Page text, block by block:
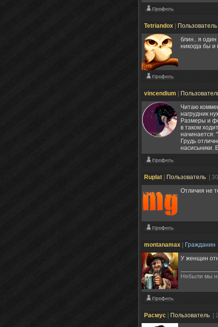
Tetriandox
Пользователь
блин.. я один
никогда бы и
vincendium
Читаю
нагрудник
Размеры и
в таком
начинается:
Грудь
насисьники.
Ruplat Пользователь
|
Отличия не
montanamax Гражданин
У женщин
Небыли мы
Расмус Пользователь |